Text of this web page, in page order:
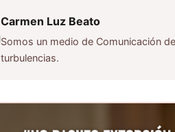
Carmen Luz Beato
Somos un medio de Comunicación
turbulencias.